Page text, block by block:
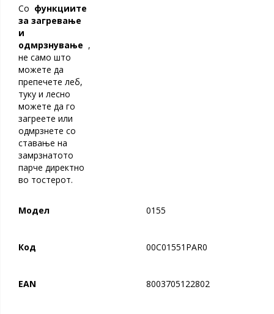
Со функциите
за загревање
и
одмрзнување ,
не само што
можете да
препечете леб,
туку и лесно
можете да го
загреете или
одмрзнете со
ставање на
замрзнатото
парче директно
во тостерот.
Модел 0155
Код 00C01551PAR0
EAN 8003705122802